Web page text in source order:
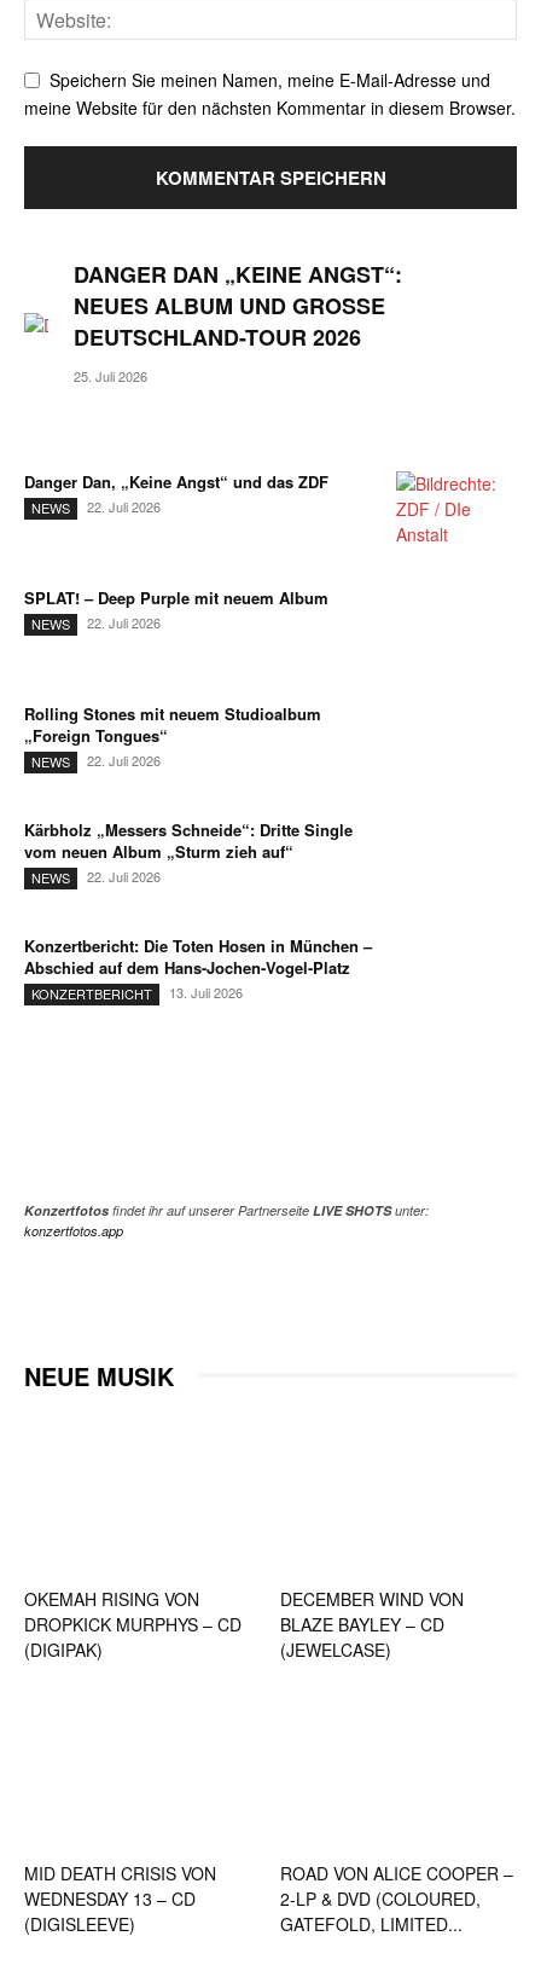
Speichern Sie meinen Namen, meine E-Mail-Adresse und
meine Website für den nächsten Kommentar in diesem Browser.
DANGER DAN „KEINE ANGST“:
NEUES ALBUM UND GROSSE D
EUTSCHLAND-TOUR 2026
25. Juli 2026
Danger Dan, „Keine Angst“ und das ZDF
NEWS 22. Juli 2026
SPLAT! – Deep Purple mit neuem Album
NEWS 22. Juli 2026
Rolling Stones mit neuem Studioalbum
„Foreign Tongues“
NEWS 22. Juli 2026
Kärbholz „Messers Schneide“: Dritte Single
vom neuen Album „Sturm zieh auf“
NEWS 22. Juli 2026
Konzertbericht: Die Toten Hosen in München –
Abschied auf dem Hans-Jochen-Vogel-Platz
KONZERTBERICHT 13. Juli 2026
Konzertfotos findet ihr auf unserer Partnerseite LIVE SHOTSunter:
konzertfotos.app
NEUE MUSIK
OKEMAH RISING VON
DROPKICK MURPHYS – CD
(DIGIPAK)
DECEMBER WIND VON
BLAZE BAYLEY – CD
(JEWELCASE)
MID DEATH CRISIS VON
WEDNESDAY 13 – CD
(DIGISLEEVE)
ROAD VON ALICE COOPER –
2-LP & DVD (COLOURED,
GATEFOLD, LIMITED...